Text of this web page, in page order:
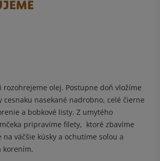
rozohrejeme olej. Postupne doň vložíme
cesnaku nasekané nadrobno, celé čierne
a bobkové listy. Z umytého
pripravíme filety, ktoré zbavíme
na väčšie kúsky a ochutíme soľou a
korením.